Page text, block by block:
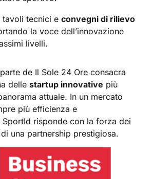
tavoli tecnici e convegni di rilievo
la voce dell’innovazione
livelli.
de Il Sole 24 Ore consacra
delle startup innovative più
attuale. In un mercato
più efficienza e
risponde con la forza dei
una partnership prestigiosa.